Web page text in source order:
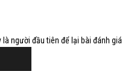
người đầu tiên để lại bài đánh giá.